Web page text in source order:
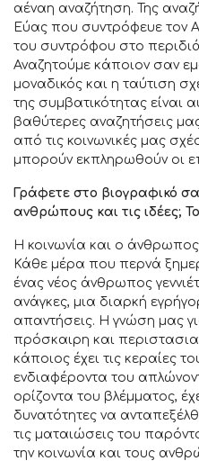
αέναη αναζήτηση. Της
Εύας που συντρόφευε τον
του συντρόφου στο
Αναζητούμε κάποιον σαν
μοναδικός και η ταύτιση
της συμβατικότητας είναι
βαθύτερες αναζητήσεις
από τις κοινωνικές μας
μπορούν εκπληρωθούν οι
Γράφετε στο βιογραφικό
ανθρώπους και τις ιδέες;
Η κοινωνία και ο άνθρωπος
Κάθε μέρα που περνά
ένας νέος άνθρωπος
ανάγκες, μια διαρκή
απαντήσεις. Η γνώση μας
πρόσκαιρη και
κάποιος έχει τις κεραίες
ενδιαφέροντα του
ορίζοντα του βλέμματος,
δυνατότητες να
τις ματαιώσεις του
την κοινωνία και τους